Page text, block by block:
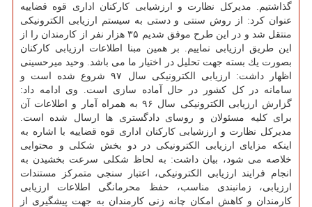
گذاشتیم. مدیركل نظارت و ارزشیابی كاركنان اداری قوه قضاییه
عنوان كرد: از روش سنتی و دستی به سیستم ارزیابی الكترونیكی
منتقل شد و در این طرح موفق شدیم ۳۵ هزار نفر از كارمندان را از
این طریق ارزیابی نماییم. بر همین مبنا اطلاعات ارزیابی كاركنان
بصورت یك بسته جهت تحلیل در اختیار ما می باشد. وحید میرحسینی
اظهار داشت: ارزیابی الكترونیكی سال ۹۷ شروع شده است و
سامانه در كل كشور در حال آماده سازی است. وی ادامه داد:
گزارش ارزیابی الكترونیكی سال ۹۶ به همراه آمار و اطلاعات آن
برای كلیه مسئولان و روسای دادگستری ها ارسال شده است.
مدیركل نظارت و ارزشیابی كاركنان اداری قوه قضاییه با اشاره به
اینكه مزایای ارزیابی الكترونیكی در دو بخش شكلی و محتوایی
خلاصه می شود، بیان داشت: به لحاظ شكلی سرعت بخشیدن به
انجام فرایند ارزیابی الكترونیكی، اعتبار سنجی متمركز مستندات
ارزیابی، زمانبندی مناسب، حفظ محرمانگی اطلاعات ارزیابی
كارمندان و كاهش امكان چانه زنی كارمندان به جهت پیشگیری از